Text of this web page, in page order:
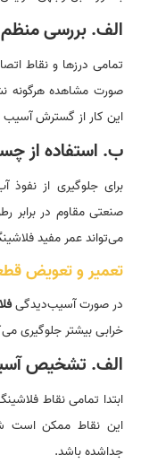
الف. بررسی
تمامی درزها و نقاط
صورت مشاهده هرگونه
این کار از گسترش آسیب
ب. استفاده از
برای جلوگیری از
صنعتی مقاوم در برابر
می‌تواند عمر مفید
تعمیر و تعویض
در صورت آسیب‌دیدگی
خرابی بیشتر جلوگیری
الف. تشخیص
ابتدا تمامی نقاط
این نقاط ممکن است
جداشده باشد.